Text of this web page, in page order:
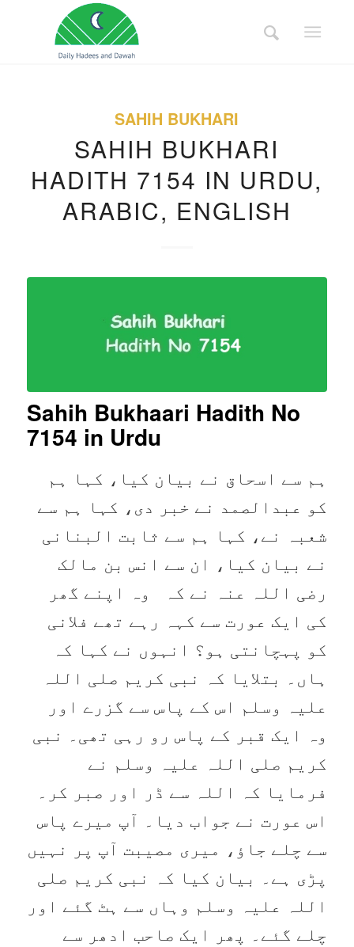
SAHIH BUKHARI
SAHIH BUKHARI
HADITH 7154 IN URDU,
ARABIC, ENGLISH
Sahih Bukhaari Hadith No
7154 in Urdu
ہم سے اسحاق نے بیان کیا، کہا ہم
کو عبدالصمد نے خبر دی، کہا ہم سے
شعبہ نے، کہا ہم سے ثابت البنانی
نے بیان کیا، ان سے انس بن مالک
رضی اللہ عنہ نے کہ وہ اپنے گھر
کی ایک عورت سے کہہ رہے تھے فلانی
کو پہچانتی ہو؟ انہوں نے کہا کہ
ہاں۔ بتلایا کہ نبی کریم صلی اللہ
علیہ وسلم اس کے پاس سے گزرے اور
وہ ایک قبر کے پاس رو رہی تھی۔ نبی
کریم صلی اللہ علیہ وسلم نے
فرمایا کہ اللہ سے ڈر اور صبر کر۔
اس عورت نے جواب دیا۔ آپ میرے پاس
سے چلے جاؤ، میری مصیبت آپ پر نہیں
پڑی ہے۔ بیان کیا کہ نبی کریم صلی
اللہ علیہ وسلم وہاں سے ہٹ گئے اور
چلے گئے۔ پھر ایک صاحب ادھر سے